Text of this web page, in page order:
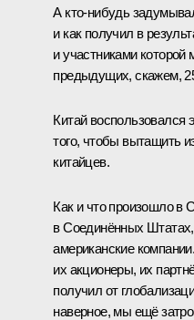
А кто‑нибудь
и как получил в
и участниками
предыдущих, скажем,
Китай воспользовался
того, чтобы вытащить
китайцев.
Как и что произошло в
в Соединённых
американские
их акционеры, их
получил от
наверное, мы ещё